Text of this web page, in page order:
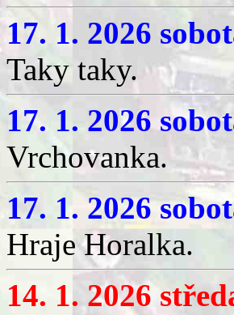
17. 1. 2026
Taky taky.
17. 1. 2026
Vrchovanka.
17. 1. 2026
Hraje Horalka.
14. 1. 2026